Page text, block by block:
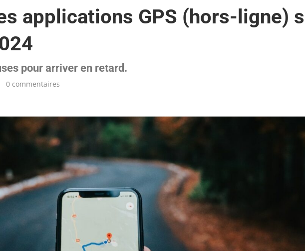
applications GPS (hors-ligne)
pour arriver en retard.
0 commentaires